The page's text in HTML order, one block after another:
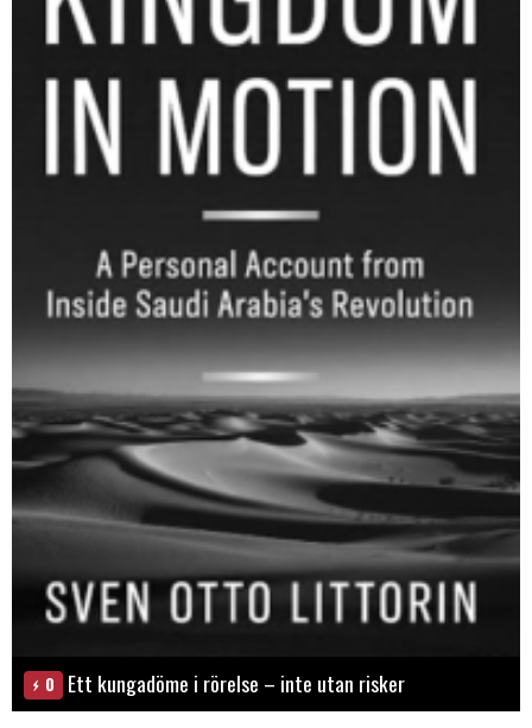
0 Ett kungadöme i rörelse – inte utan risker